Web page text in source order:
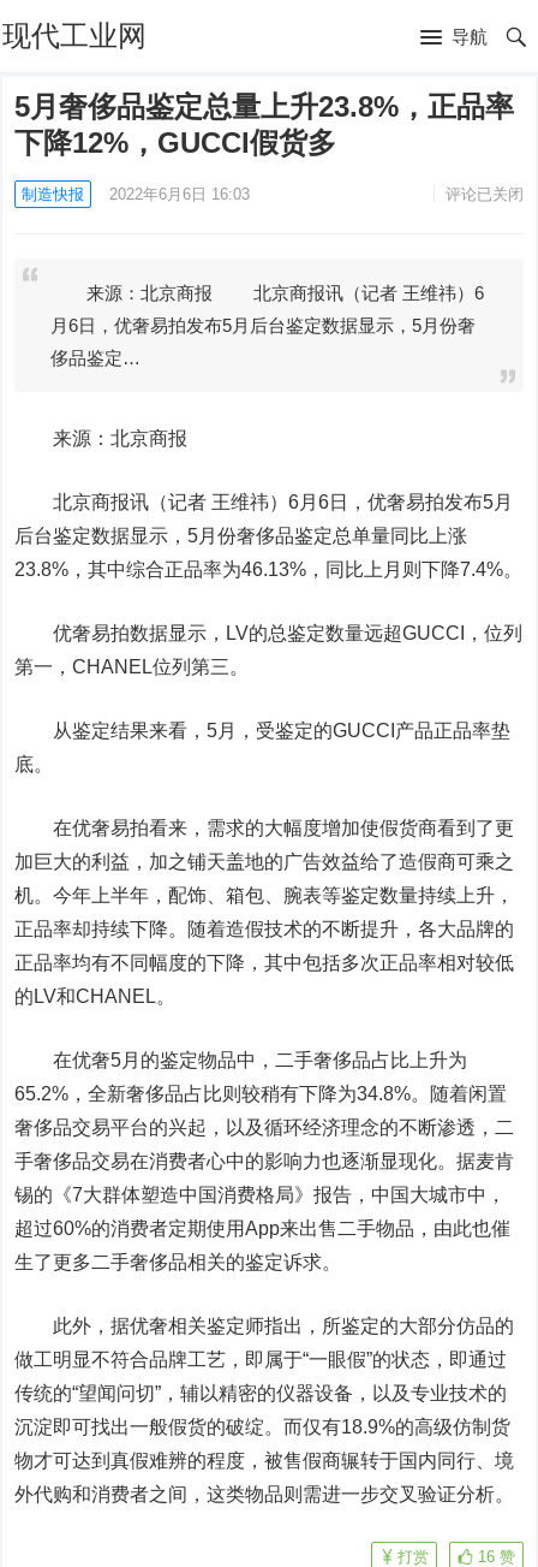
现代工业网 导航
5月奢侈品鉴定总量上升23.8%，正品率
下降12%，GUCCI假货多
制造快报 2022年6月6日 16:03 评论已关闭
来源：北京商报 北京商报讯（记者 王维祎）6
月6日，优奢易拍发布5月后台鉴定数据显示，5月份奢
侈品鉴定…
来源：北京商报
北京商报讯（记者 王维祎）6月6日，优奢易拍发布5月
后台鉴定数据显示，5月份奢侈品鉴定总单量同比上涨
23.8%，其中综合正品率为46.13%，同比上月则下降7.4%。
优奢易拍数据显示，LV的总鉴定数量远超GUCCI，位列
第一，CHANEL位列第三。
从鉴定结果来看，5月，受鉴定的GUCCI产品正品率垫
底。
在优奢易拍看来，需求的大幅度增加使假货商看到了更
加巨大的利益，加之铺天盖地的广告效益给了造假商可乘之
机。今年上半年，配饰、箱包、腕表等鉴定数量持续上升，
正品率却持续下降。随着造假技术的不断提升，各大品牌的
正品率均有不同幅度的下降，其中包括多次正品率相对较低
的LV和CHANEL。
在优奢5月的鉴定物品中，二手奢侈品占比上升为
65.2%，全新奢侈品占比则较稍有下降为34.8%。随着闲置
奢侈品交易平台的兴起，以及循环经济理念的不断渗透，二
手奢侈品交易在消费者心中的影响力也逐渐显现化。据麦肯
锡的《7大群体塑造中国消费格局》报告，中国大城市中，
超过60%的消费者定期使用App来出售二手物品，由此也催
生了更多二手奢侈品相关的鉴定诉求。
此外，据优奢相关鉴定师指出，所鉴定的大部分仿品的
做工明显不符合品牌工艺，即属于“一眼假”的状态，即通过
传统的“望闻问切”，辅以精密的仪器设备，以及专业技术的
沉淀即可找出一般假货的破绽。而仅有18.9%的高级仿制货
物才可达到真假难辨的程度，被售假商辗转于国内同行、境
外代购和消费者之间，这类物品则需进一步交叉验证分析。
16 赞
打赏